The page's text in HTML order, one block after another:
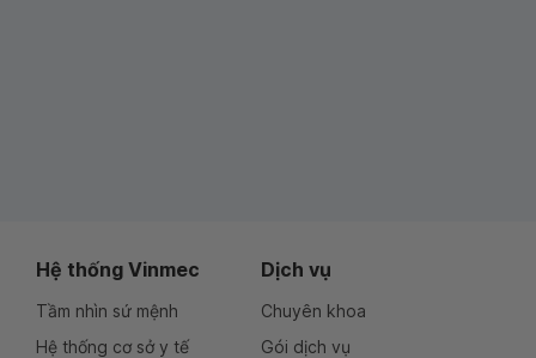
Hệ thống Vinmec
Tầm nhìn sứ mệnh
Hệ thống cơ sở y tế
Dịch vụ
Chuyên khoa
Gói dịch vụ